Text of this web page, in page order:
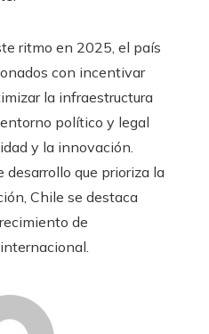
ritmo en 2025, el país
con incentivar
la infraestructura
político y legal
y la innovación.
que prioriza la
Chile se destaca
de